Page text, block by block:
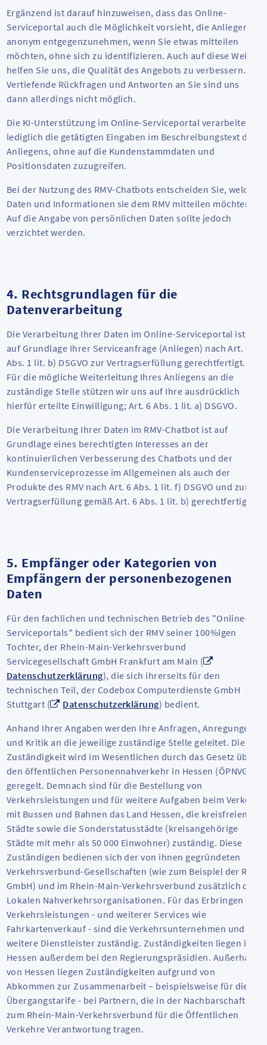
Ergänzend ist darauf hinzuweisen, dass das Online-
Serviceportal auch die Möglichkeit vorsieht, die Anliegen
anonym entgegenzunehmen, wenn Sie etwas mitteilen
möchten, ohne sich zu identifizieren. Auch auf diese Weise
helfen Sie uns, die Qualität des Angebots zu verbessern.
Vertiefende Rückfragen und Antworten an Sie sind uns
dann allerdings nicht möglich.
Die KI-Unterstützung im Online-Serviceportal verarbeitet
lediglich die getätigten Eingaben im Beschreibungstext des
Anliegens, ohne auf die Kundenstammdaten und
Positionsdaten zuzugreifen.
Bei der Nutzung des RMV-Chatbots entscheiden Sie, welche
Daten und Informationen sie dem RMV mitteilen möchten.
Auf die Angabe von persönlichen Daten sollte jedoch
verzichtet werden.
4. Rechtsgrundlagen für die
Datenverarbeitung
Die Verarbeitung Ihrer Daten im Online-Serviceportal ist
auf Grundlage Ihrer Serviceanfrage (Anliegen) nach Art. 6
Abs. 1 lit. b) DSGVO zur Vertragserfüllung gerechtfertigt.
Für die mögliche Weiterleitung Ihres Anliegens an die
zuständige Stelle stützen wir uns auf Ihre ausdrücklich
hierfür erteilte Einwilligung; Art. 6 Abs. 1 lit. a) DSGVO.
Die Verarbeitung Ihrer Daten im RMV-Chatbot ist auf
Grundlage eines berechtigten Interesses an der
kontinuierlichen Verbesserung des Chatbots und der
Kundenserviceprozesse im Allgemeinen als auch der
Produkte des RMV nach Art. 6 Abs. 1 lit. f) DSGVO und zur
Vertragserfüllung gemäß Art. 6 Abs. 1 lit. b) gerechtfertigt.
5. Empfänger oder Kategorien von
Empfängern der personenbezogenen
Daten
Für den fachlichen und technischen Betrieb des "Online-
Serviceportals" bedient sich der RMV seiner 100%igen
Tochter, der Rhein-Main-Verkehrsverbund
Servicegesellschaft GmbH Frankfurt am Main (
Datenschutzerklärung), die sich ihrerseits für den
technischen Teil, der Codebox Computerdienste GmbH
Stuttgart (
Datenschutzerklärung) bedient.
Anhand Ihrer Angaben werden Ihre Anfragen, Anregungen
und Kritik an die jeweilige zuständige Stelle geleitet. Die
Zuständigkeit wird im Wesentlichen durch das Gesetz über
den öffentlichen Personennahverkehr in Hessen (ÖPNVG)
geregelt. Demnach sind für die Bestellung von
Verkehrsleistungen und für weitere Aufgaben beim Verkehr
mit Bussen und Bahnen das Land Hessen, die kreisfreien
Städte sowie die Sonderstatusstädte (kreisangehörige
Städte mit mehr als 50 000 Einwohner) zuständig. Diese
Zuständigen bedienen sich der von ihnen gegründeten
Verkehrsverbund-Gesellschaften (wie zum Beispiel der RMV
GmbH) und im Rhein-Main-Verkehrsverbund zusätzlich der
Lokalen Nahverkehrsorganisationen. Für das Erbringen der
Verkehrsleistungen - und weiterer Services wie
Fahrkartenverkauf - sind die Verkehrsunternehmen und
weitere Dienstleister zuständig. Zuständigkeiten liegen in
Hessen außerdem bei den Regierungspräsidien. Außerhalb
von Hessen liegen Zuständigkeiten aufgrund von
Abkommen zur Zusammenarbeit – beispielsweise für die
Übergangstarife - bei Partnern, die in der Nachbarschaft
zum Rhein-Main-Verkehrsverbund für die Öffentlichen
Verkehre Verantwortung tragen.